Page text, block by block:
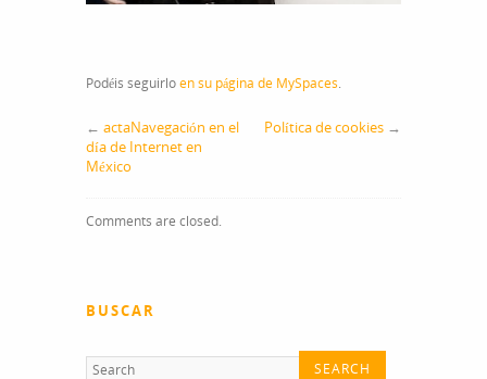
Podéis seguirloen su página de MySpaces.
← actaNavegación en el
día de Internet en
México
Política de cookies →
Comments are closed.
BUSCAR